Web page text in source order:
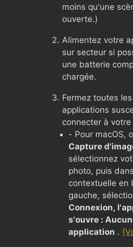
moins qu'une
ouverte.)
Alimentez votre
sur secteur si
une batterie
chargée.
Fermez toutes
applications
connecter à votre
- Pour macOS,
Capture
sélectionnez
photo, puis
contextuelle en
gauche,
Connexion,
s'ouvre :
application .